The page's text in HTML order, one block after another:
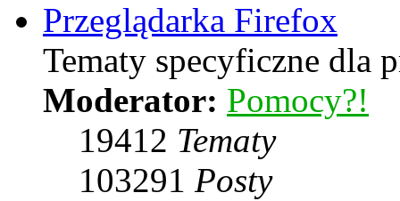
Przeglądarka Firefox
Tematy specyficzne dla
Moderator: Pomocy?!
19412 Tematy
103291 Posty